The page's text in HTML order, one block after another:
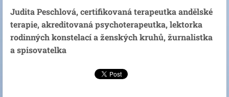
Judita Peschlová, certifikovaná terapeutka andělské
terapie, akreditovaná psychoterapeutka, lektorka
rodinných konstelací a ženských kruhů, žurnalistka
a spisovatelka